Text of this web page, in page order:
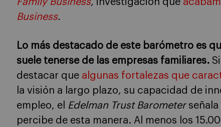
Family Business, investigación que
Business.
Lo más destacado de este barómetro es
suele tenerse de las empresas familiares.
destacar que algunas fortalezas que
la visión a largo plazo, su capacidad de
empleo, el Edelman Trust Barometerseñala
percibe de esta manera. Al menos los